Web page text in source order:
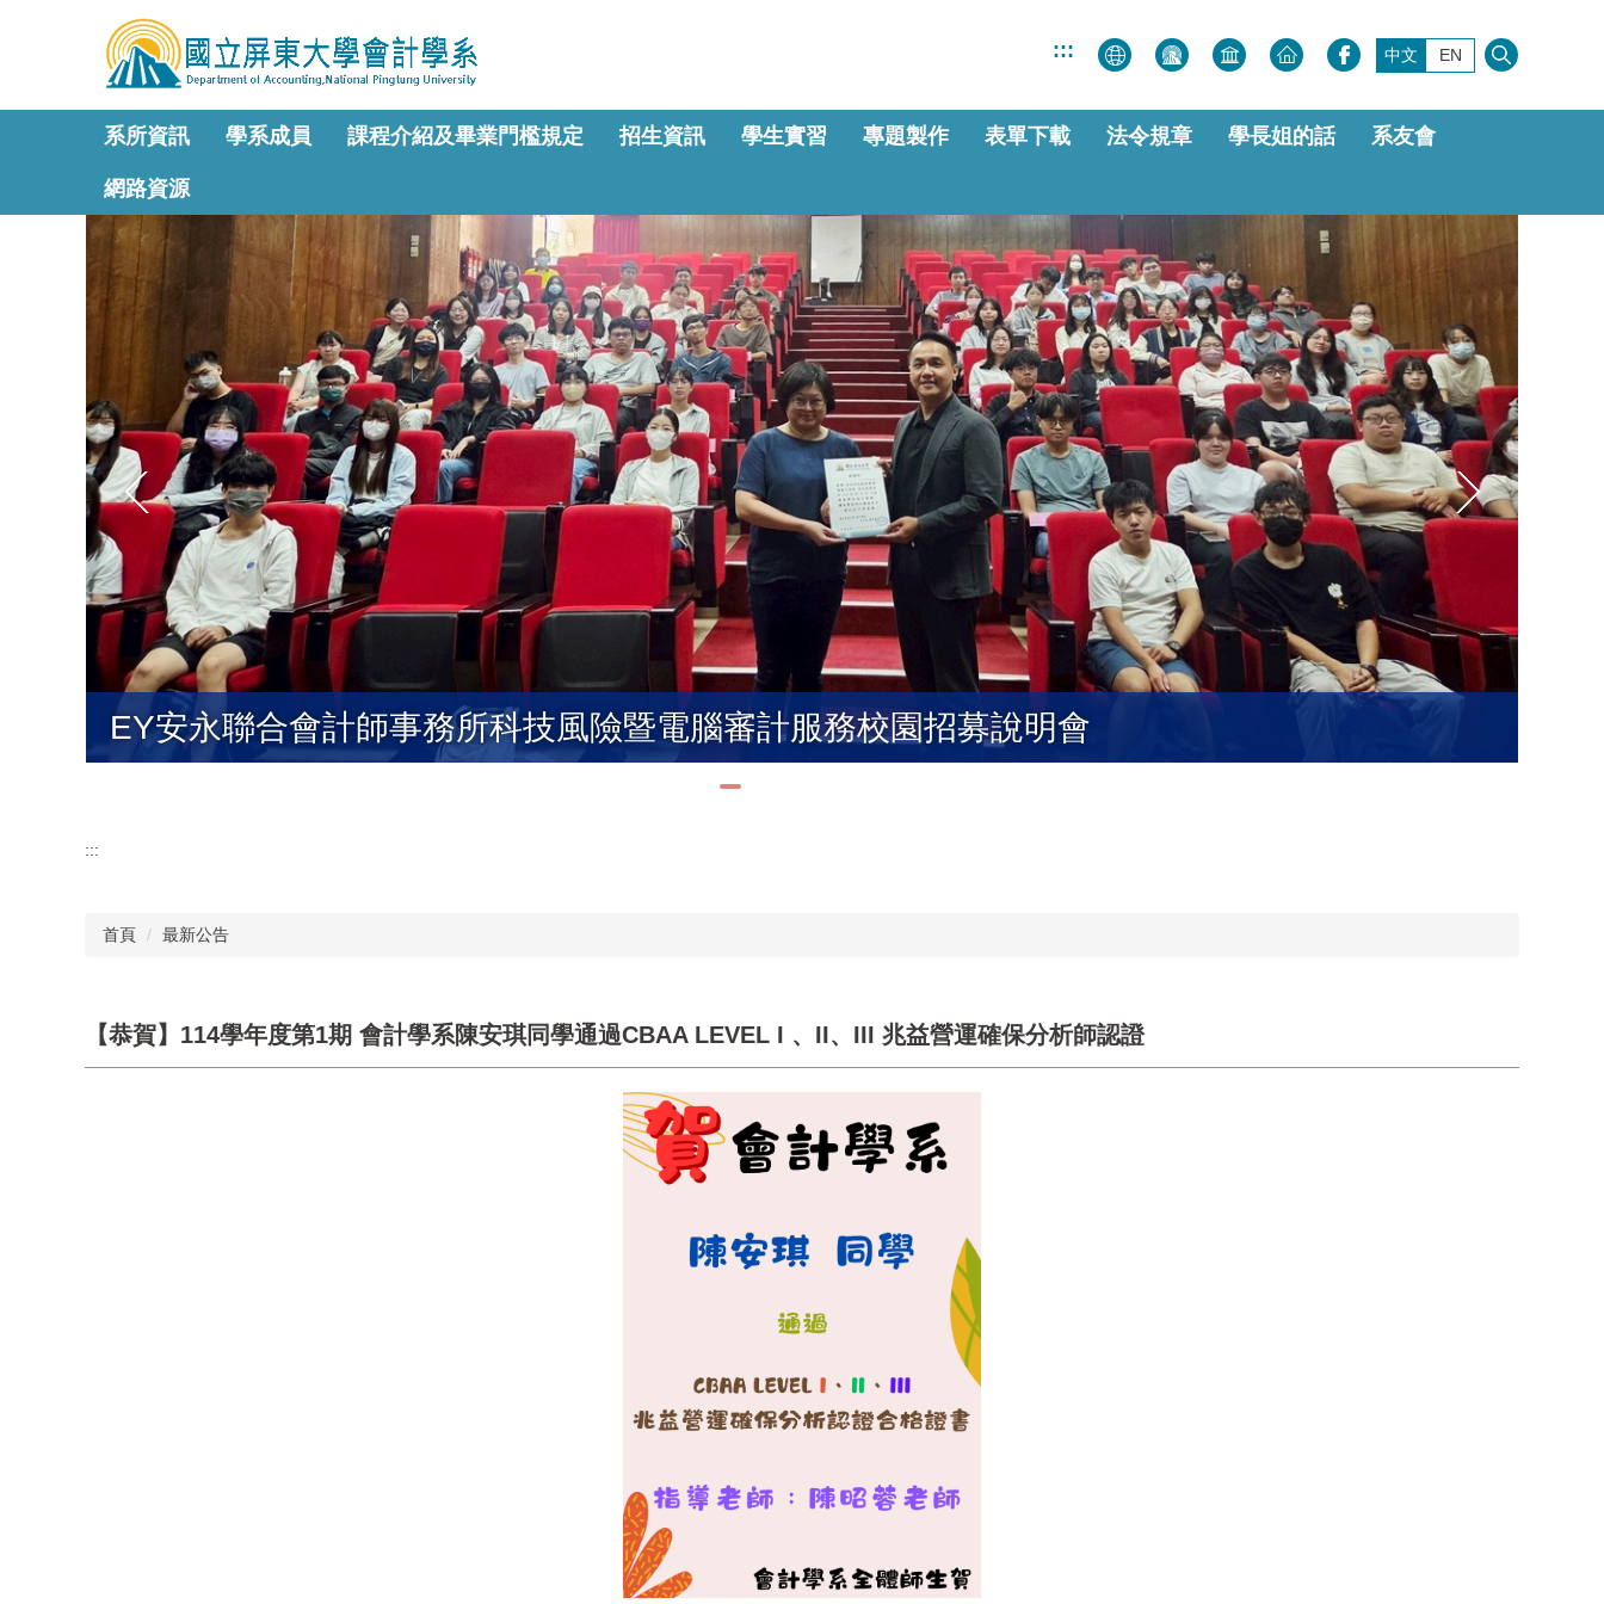
::: 中文 EN
系所資訊 學系成員 課程介紹及畢業門檻規定 招生資訊 學生實習 專題製作 表單下載 法令規章 學長姐的話 系友會
網路資源
EY安永聯合會計師事務所科技風險暨電腦審計服務校園招募說明會
:::
首頁 最新公告
【恭賀】114學年度第1期 會計學系陳安琪同學通過CBAA LEVEL I 、II、III 兆益營運確保分析師認證